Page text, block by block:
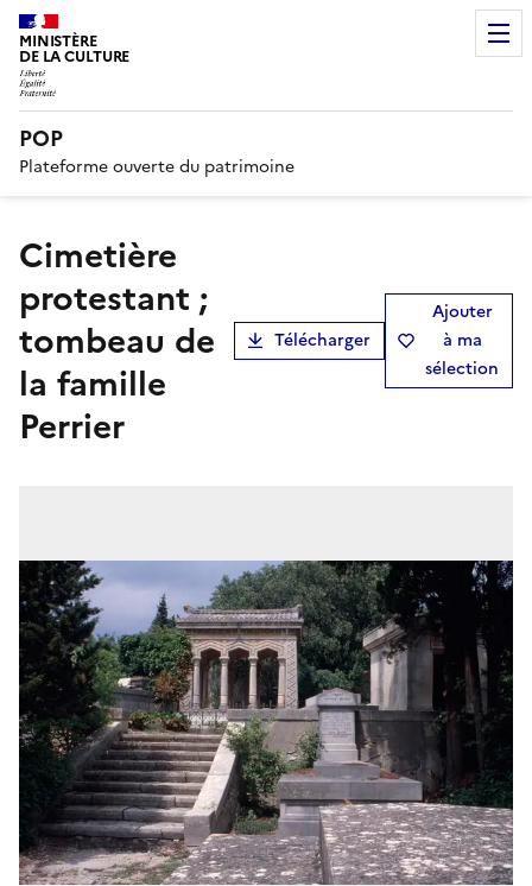
MINISTÈRE
DE LA CULTURE
POP
Plateforme ouverte du patrimoine
cimetière
protestant ;
tombeau de
la famille
Perrier
Télécharger
Ajouter
à ma
sélection